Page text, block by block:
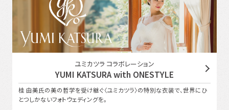
ユミカツラ コラボレーション
YUMI KATSURA with ONESTYLE
桂 由美氏の美の哲学を受け継ぐ〈ユミカツラ〉の特別な衣装で、世界にひ
とつしかないフォトウェディングを。